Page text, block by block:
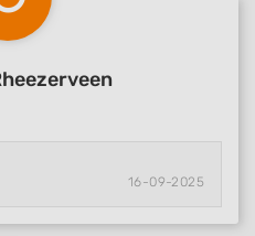
16-09-2025